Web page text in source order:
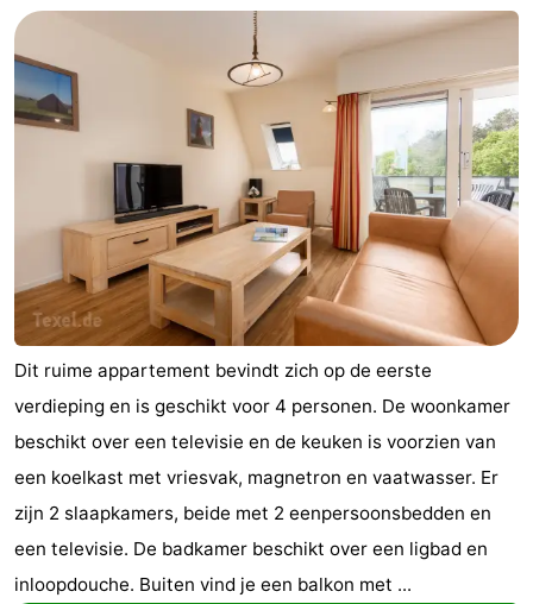
Dit ruime appartement bevindt zich op de eerste
verdieping en is geschikt voor 4 personen. De woonkamer
beschikt over een televisie en de keuken is voorzien van
een koelkast met vriesvak, magnetron en vaatwasser. Er
zijn 2 slaapkamers, beide met 2 eenpersoonsbedden en
een televisie. De badkamer beschikt over een ligbad en
inloopdouche. Buiten vind je een balkon met ...